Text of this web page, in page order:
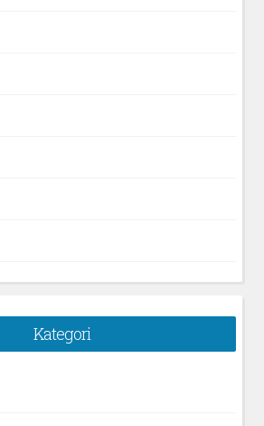
Kategori